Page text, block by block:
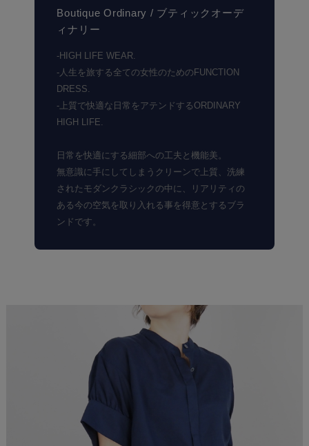
Boutique Ordinary / ブティックオーデ
ィナリー
-HIGH LIFE WEAR.
-人生を旅する全ての女性のためのFUNCTION
DRESS.
-上質で快適な日常をアテンドするORDINARY
HIGH LIFE.
日常を快適にする細部への工夫と機能美。
無意識に手にしてしまうクリーンで上質、洗練
されたモダンクラシックの中に、リアリティの
ある今の空気を取り入れる事を得意とするブラ
ンドです。